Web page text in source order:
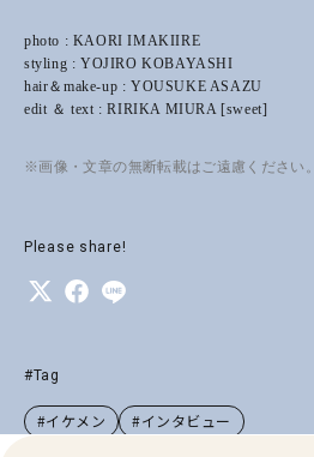
photo : KAORI IMAKIIRE
styling : YOJIRO KOBAYASHI
hair＆make-up : YOUSUKE ASAZU
edit ＆ text : RIRIKA MIURA [sweet]
※画像・文章の無断転載はご遠慮ください。
Please share!
#Tag
#イケメン #インタビュー